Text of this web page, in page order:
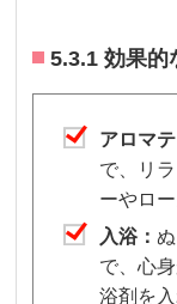
5.3.1 効果的
アロマ
で、リ
ーやロ
入浴：
で、心
浴剤を